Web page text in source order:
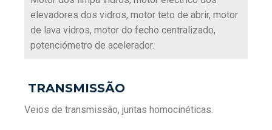
elevadores dos vidros, motor teto de abrir, motor
de lava vidros, motor do fecho centralizado,
potenciómetro de acelerador.
TRANSMISSÃO
Veios de transmissão, juntas homocinéticas.